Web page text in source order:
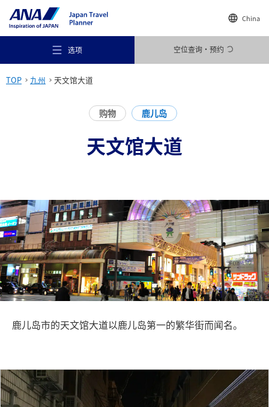
China
选项 空位查询・预约
目的地
旅行信息
TOP 九州 天文馆大道
购物 鹿儿岛
天文馆大道
鹿儿岛市的天文馆大道以鹿儿岛第一的繁华街而闻名。